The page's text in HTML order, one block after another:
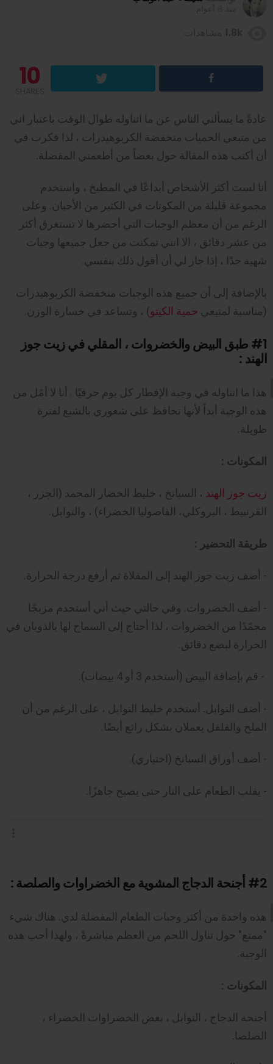
10
عادةً ما يسألني الناس عن ما اتناوله طوال الوقت باعتبار اني
من متبعي الحميات منخفضة الكربوهيدرات ، لذا فكرت في
أن أكتب هذه المقالة حول بعضاً من أطعمتي المفضلة.
أنا لست أكثر الأشخاص أبداعًا في المطبخ ، واستخدم
مجموعة قليلة من المكونات في الكثير من الأحيان. وعلى
الرغم من أن معظم الوجبات التي أحضرها لا تستغرق أكثر
من عشر دقائق ، الا انني تمكنت من جعل جميعها وجبات
شهية جدًا ، إذا جاز لي أن أقول ذلك بنفسي.
بالإضافة إلى أن جميع هذه الوجبات منخفضة الكربوهيدرات
(مناسبة لمتبعي حمية الكيتو) ، وتساعد في خسارة الوزن.
#1 طبق البيض والخضروات ، المقلي في زيت جوز
الهند :
هذا ما اتناوله في وجبة الإفطار كل يوم حرفيًا . أنا لا أمًل من
هذه الوجبة أبداً لأنها تحافظ على شعوري بالشبع لفترة
طويلة.
المكونات :
زيت جوز الهند ، السبانخ ، خليط الخضار المجمد (الجزر ،
القرنبيط ، البروكلي، الفاصوليا الخضراء) ، والتوابل.
طريقة التحضير :
- أضف زيت جوز الهند إلى المقلاة ثم أرفع درجة الحرارة.
- أضف الخضروات. وفي حالتي حيث أني أستخدم مزيجًا
مجمّدًا من الخضروات ، لذا أحتاج إلى السماح لها بالذوبان في
الحرارة لبضع دقائق.
- قم بإضافة البيض (أستخدم 3 أو 4 بيضات).
- أضف التوابل. أستخدم خليط التوابل ، على الرغم من أن
الملح والفلفل يعملان بشكل رائع أيضًا.
- أضف أوراق السبانخ (اختياري).
- يقلب الطعام على النار حتى يصبح جاهزًا.
#2أجنحة الدجاج المشوية مع الخضراوات والصلصة :
هذه واحدة من أكثر وجبات الطعام المفضلة لدي. هناك شيء
"ممتع" حول تناول اللحم من العظم مباشرةً ، ولهذا أحب هذه
الوجبة.
المكونات :
أجنحة الدجاج ، التوابل ، بعض الخضراوات الخضراء ،
الصلصا.